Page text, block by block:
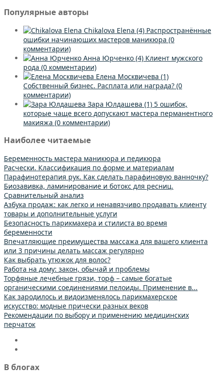
Популярные авторы
Chikalova Elena (4) Распространённые
ошибки начинающих мастеров маникюра (0
комментарии)
Анна Юрченко (4) Клиент мужского
рода (0 комментарии)
Елена Москвичева (1)
Собственный бизнес. Расплата или награда? (0
комментарии)
Зара Юлдашева (1) 5 ошибок,
которые чаще всего допускают мастера перманентного
макияжа (0 комментарии)
Наиболее читаемые
Беременность мастера маникюра и педикюра
Расчески. Классификация по форме и материалам
Парафинотерапия рук. Как сделать парафиновую ванночку?
Биозавивка, ламинирование и ботокс для ресниц.
Сравнительный анализ
Азбука продаж: как легко и ненавязчиво продавать клиенту
товары и дополнительные услуги
Безопасность парикмахера и стилиста во время
беременности
Впечатляющие преимущества массажа для вашего клиента
или 3 причины делать массаж регулярно
Как выбрать утюжок для волос?
Работа на дому: закон, обычай и проблемы
Торфяные лечебные грязи, торф – самые богатые
органическими соединениями пелоиды. Применение в...
Как зародилось и видоизменялось парикмахерское
искусство: модные прически разных веков
Рекомендации по выбору и применению медицинских
перчаток
В блогах